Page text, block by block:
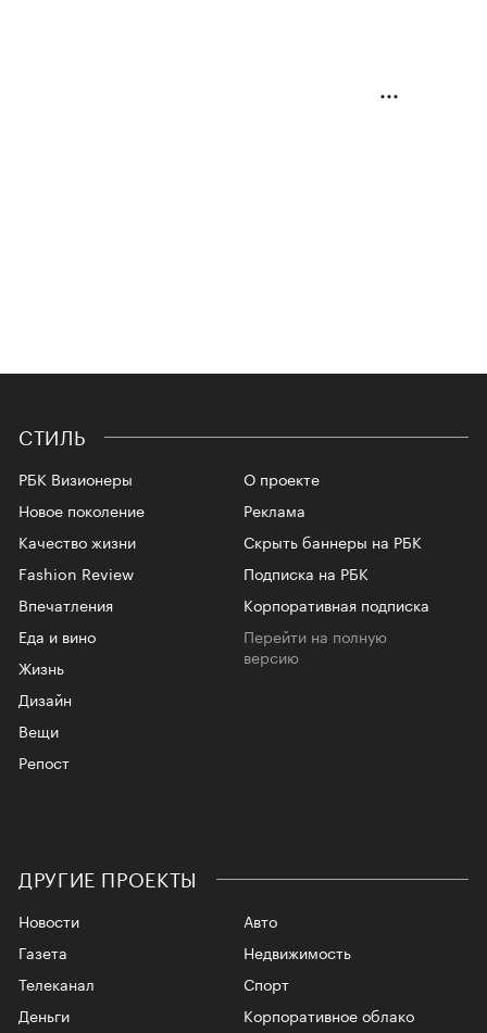
СТИЛЬ
РБК Визионеры
Новое поколение
Качество жизни
Fashion Review
Впечатления
Еда и вино
Жизнь
Дизайн
Вещи
Репост
О проекте
Реклама
Скрыть баннеры на РБК
Подписка на РБК
Корпоративная подписка
Перейти на полную
версию
ДРУГИЕ ПРОЕКТЫ
Новости
Газета
Телеканал
Авто
Недвижимость
Спорт
Корпоративное облако
Деньги